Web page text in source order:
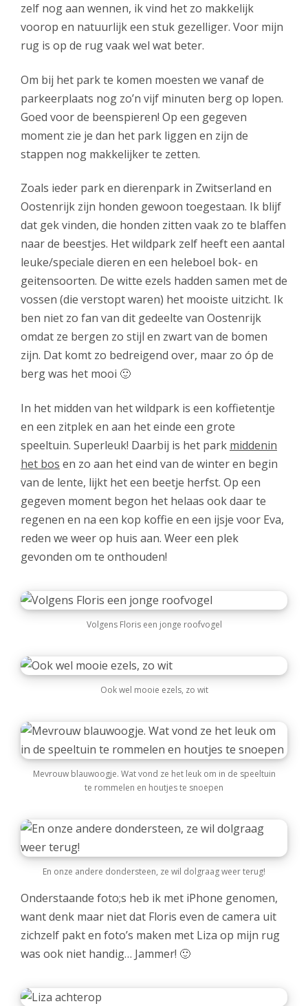
zelf nog aan wennen, ik vind het zo makkelijk
voorop en natuurlijk een stuk gezelliger. Voor mijn
rug is op de rug vaak wel wat beter.
Om bij het park te komen moesten we vanaf de
parkeerplaats nog zo’n vijf minuten berg op lopen.
Goed voor de beenspieren! Op een gegeven
moment zie je dan het park liggen en zijn de
stappen nog makkelijker te zetten.
Zoals ieder park en dierenpark in Zwitserland en
Oostenrijk zijn honden gewoon toegestaan. Ik blijf
dat gek vinden, die honden zitten vaak zo te blaffen
naar de beestjes. Het wildpark zelf heeft een aantal
leuke/speciale dieren en een heleboel bok- en
geitensoorten. De witte ezels hadden samen met de
vossen (die verstopt waren) het mooiste uitzicht. Ik
ben niet zo fan van dit gedeelte van Oostenrijk
omdat ze bergen zo stijl en zwart van de bomen
zijn. Dat komt zo bedreigend over, maar zo óp de
berg was het mooi 🙂
In het midden van het wildpark is een koffietentje
en een zitplek en aan het einde een grote
speeltuin. Superleuk! Daarbij is het park middenin
het bos en zo aan het eind van de winter en begin
van de lente, lijkt het een beetje herfst. Op een
gegeven moment begon het helaas ook daar te
regenen en na een kop koffie en een ijsje voor Eva,
reden we weer op huis aan. Weer een plek
gevonden om te onthouden!
Volgens Floris een jonge roofvogel
Ook wel mooie ezels, zo wit
Mevrouw blauwoogje. Wat vond ze het leuk om in de speeltuin
te rommelen en houtjes te snoepen
En onze andere dondersteen, ze wil dolgraag weer terug!
Onderstaande foto;s heb ik met iPhone genomen,
want denk maar niet dat Floris even de camera uit
zichzelf pakt en foto’s maken met Liza op mijn rug
was ook niet handig… Jammer! 🙂